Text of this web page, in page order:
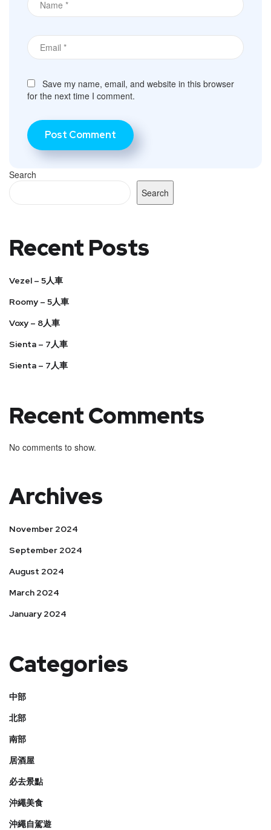
Save my name, email, and website in this browser
for the next time I comment.
Search
Search
Recent Posts
Vezel – 5人車
Roomy – 5人車
Voxy – 8人車
Sienta – 7人車
Sienta – 7人車
Recent Comments
No comments to show.
Archives
November 2024
September 2024
August 2024
March 2024
January 2024
Categories
中部
北部
南部
居酒屋
必去景點
沖繩美食
沖繩自駕遊